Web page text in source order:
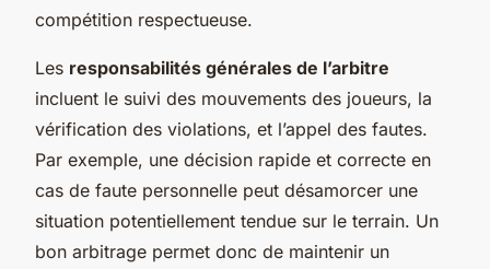
compétition respectueuse.
Les responsabilités générales de l’arbitre
incluent le suivi des mouvements des joueurs, la
vérification des violations, et l’appel des fautes.
Par exemple, une décision rapide et correcte en
cas de faute personnelle peut désamorcer une
situation potentiellement tendue sur le terrain. Un
bon arbitrage permet donc de maintenir un